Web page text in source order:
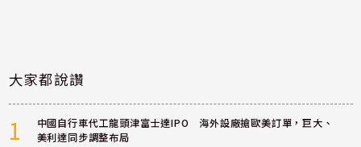
大家都說讚
1
中國自行車代工龍頭津富士達IPO 海外設廠搶歐美訂單，巨大、
美利達同步調整布局